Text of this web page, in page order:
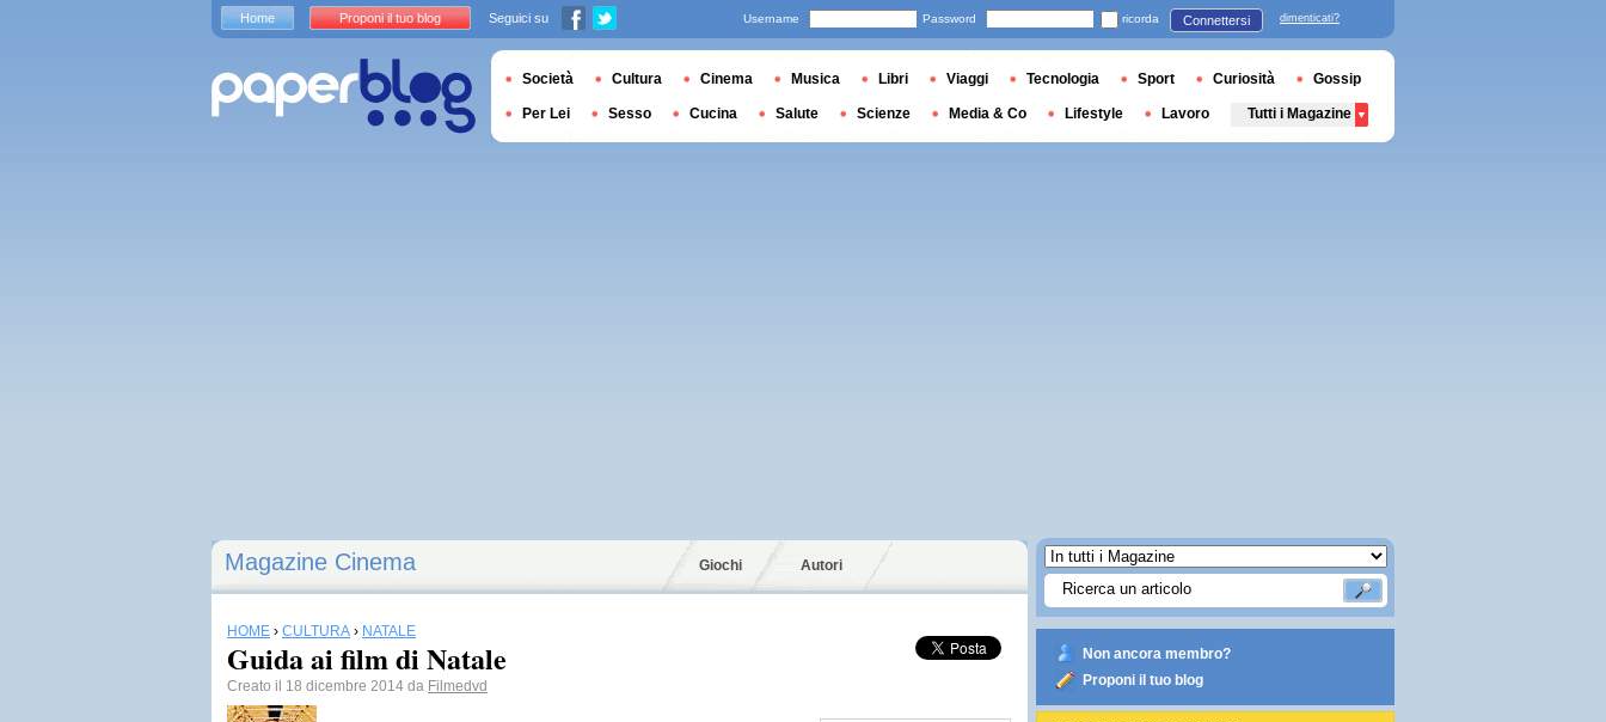
Magazine Cinema Giochi Autori
HOME › CULTURA › NATALE
Guida ai film di Natale
Creato il 18 dicembre 2014 da Filmedvd
Non ancora membro?
Proponi il tuo blog
Home Proponi il tuo blog Seguici su Username Password ricorda Connettersi dimenticati?
Società Cultura Cinema Musica Libri Viaggi Tecnologia Sport Curiosità Gossip
Per Lei Sesso Cucina Salute Scienze Media & Co Lifestyle Lavoro Tutti i Magazine